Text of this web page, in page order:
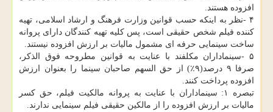
افزوده هستند.
۴ -نظر به اینكه حسب قوانین وزارت فرهنگ و ارشاد اسلامی، تهیه
كننده فیلم شخص حقیقی است، پس كلیه تهیه كنندگان دارای پروانه
ساخت سینمایی حرفه ای مشمول مالیات بر ارزش افزوده نیستند.
۵ -سینماداران مكلفند با عنایت به قوانین مطروحه فوق الذكر،
صرفا ۹ درصد(۹٪) از حق السهم صاحبان سینما را بعنوان ارزش
افزوده پرداخت كنند.
تبصره ۱: سینماداران با عنایت به پروانه مالكیت فیلم، حق كسر
مالیات بر ارزش افزوده را از مالكین حقیقی فیلم سینمایی ندارند.